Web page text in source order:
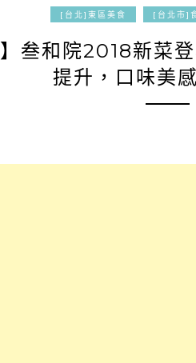
[台北]東區美食 [台北市]
】叁和院2018新菜
提升，口味美